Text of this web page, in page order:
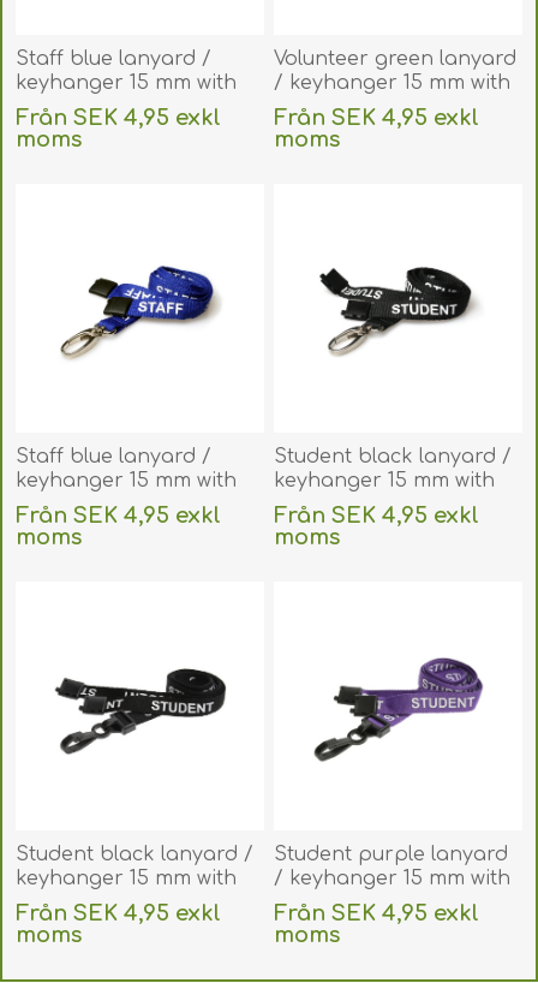
Staff blue lanyard /
keyhanger 15 mm with
plastic J clip. 60270588
(DE,SE,NO,FI,RO,PL)
Från SEK 4,95 exkl
moms
Volunteer green lanyard
/ keyhanger 15 mm with
plastic J clip. 60270582
(DE,SE,NO,FI,RO,PL)
Från SEK 4,95 exkl
moms
Staff blue lanyard /
keyhanger 15 mm with
metal lobster clip.
60270600
Från SEK 4,95 exkl
moms
Student black lanyard /
keyhanger 15 mm with
metal lobster clip.
60270596
Från SEK 4,95 exkl
moms
Student black lanyard /
keyhanger 15 mm with
plastic J clip. 60270593
(DE,SE,NO,FI,RO,PL)
Från SEK 4,95 exkl
moms
Student purple lanyard
/ keyhanger 15 mm with
plastic J clip. 60270595
(DE,SE,NO,FI,RO,PL)
Från SEK 4,95 exkl
moms